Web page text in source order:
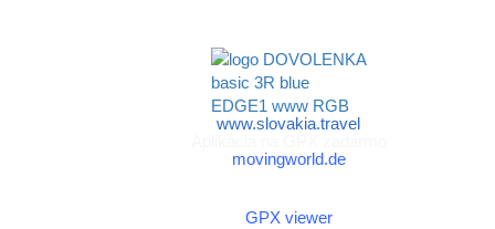
www.slovakia.travel
movingworld.de
GPX viewer